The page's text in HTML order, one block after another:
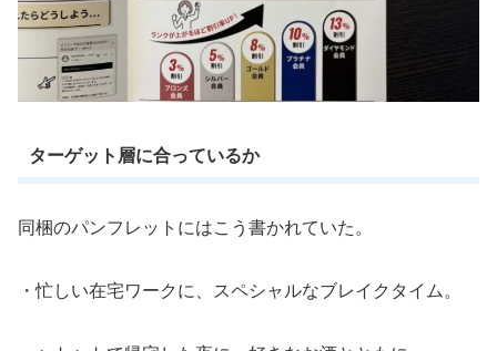
ターゲット層に合っているか
同梱のパンフレットにはこう書かれていた。
・忙しい在宅ワークに、スペシャルなブレイクタイム。